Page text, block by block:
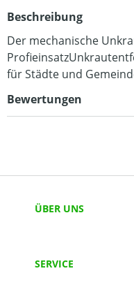
Beschreibung
Der mechanische
für Städte und
Bewertungen
ÜBER UNS
SERVICE